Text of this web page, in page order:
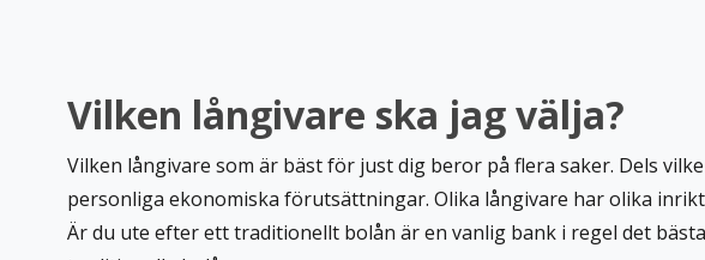
Vilken långivare ska jag välja?
Vilken långivare som är bäst för just dig beror på flera saker. Dels
personliga ekonomiska förutsättningar. Olika långivare har olika
Är du ute efter ett traditionellt bolån är en vanlig bank i regel det